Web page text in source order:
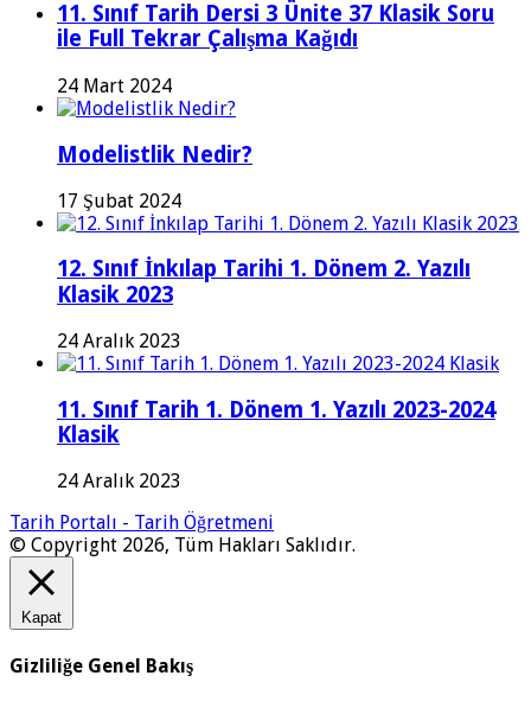
11. Sınıf Tarih Dersi 3 Ünite 37 Klasik Soru
ile Full Tekrar Çalışma Kağıdı
24 Mart 2024
Modelistlik Nedir?
17 Şubat 2024
12. Sınıf İnkılap Tarihi 1. Dönem 2. Yazılı
Klasik 2023
24 Aralık 2023
11. Sınıf Tarih 1. Dönem 1. Yazılı 2023-2024
Klasik
24 Aralık 2023
Tarih Portalı - Tarih Öğretmeni
© Copyright 2026, Tüm Hakları Saklıdır.
Kapat
Gizliliğe Genel Bakış